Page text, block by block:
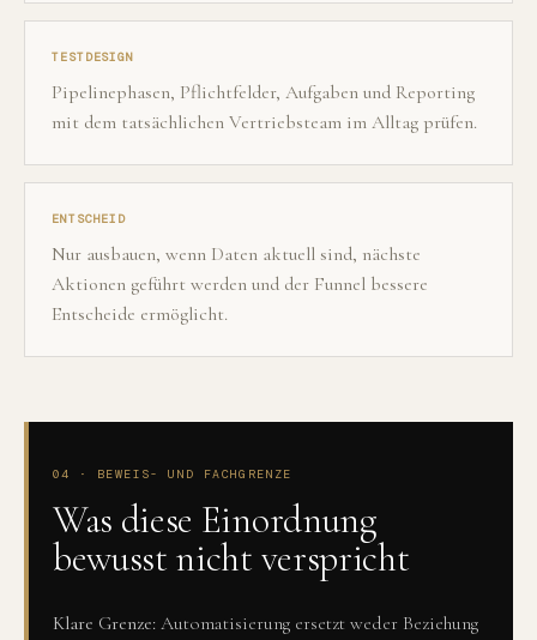
TESTDESIGN
Pipelinephasen, Pflichtfelder, Aufgaben und Reporting
mit dem tatsächlichen Vertriebsteam im Alltag prüfen.
ENTSCHEID
Nur ausbauen, wenn Daten aktuell sind, nächste
Aktionen geführt werden und der Funnel bessere
Entscheide ermöglicht.
04 · BEWEIS- UND FACHGRENZE
Was diese Einordnung
bewusst nicht verspricht
Klare Grenze: Automatisierung ersetzt weder Beziehung